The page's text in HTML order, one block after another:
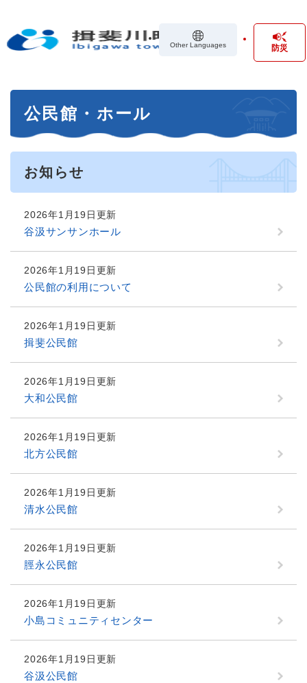
の
Other Languages 防災
公民館・ホール
お知らせ
2026年1月19日更新
谷汲サンサンホール
2026年1月19日更新
公民館の利用について
2026年1月19日更新
揖斐公民館
2026年1月19日更新
大和公民館
2026年1月19日更新
北方公民館
2026年1月19日更新
清水公民館
2026年1月19日更新
脛永公民館
2026年1月19日更新
小島コミュニティセンター
2026年1月19日更新
谷汲公民館